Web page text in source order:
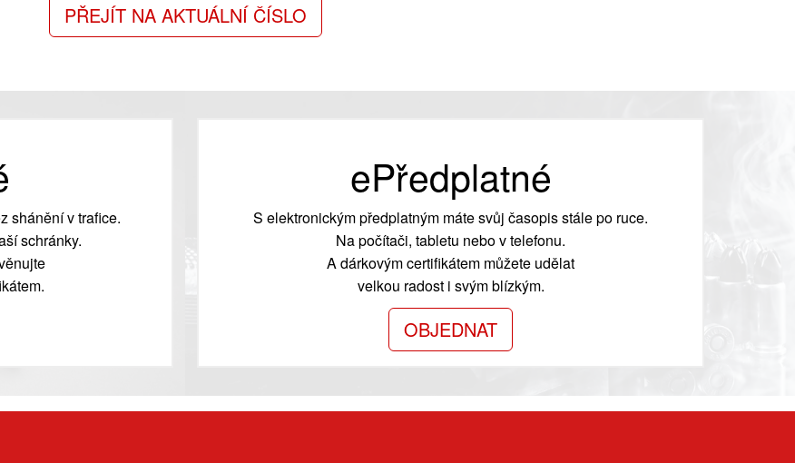
PŘEJÍT NA AKTUÁLNÍ ČÍSLO
shánění v trafice.
schránky.
ePředplatné
S elektronickým předplatným máte svůj časopis stále po ruce.
Na počítači, tabletu nebo v telefonu.
A dárkovým certifikátem můžete udělat
velkou radost i svým blízkým.
OBJEDNAT